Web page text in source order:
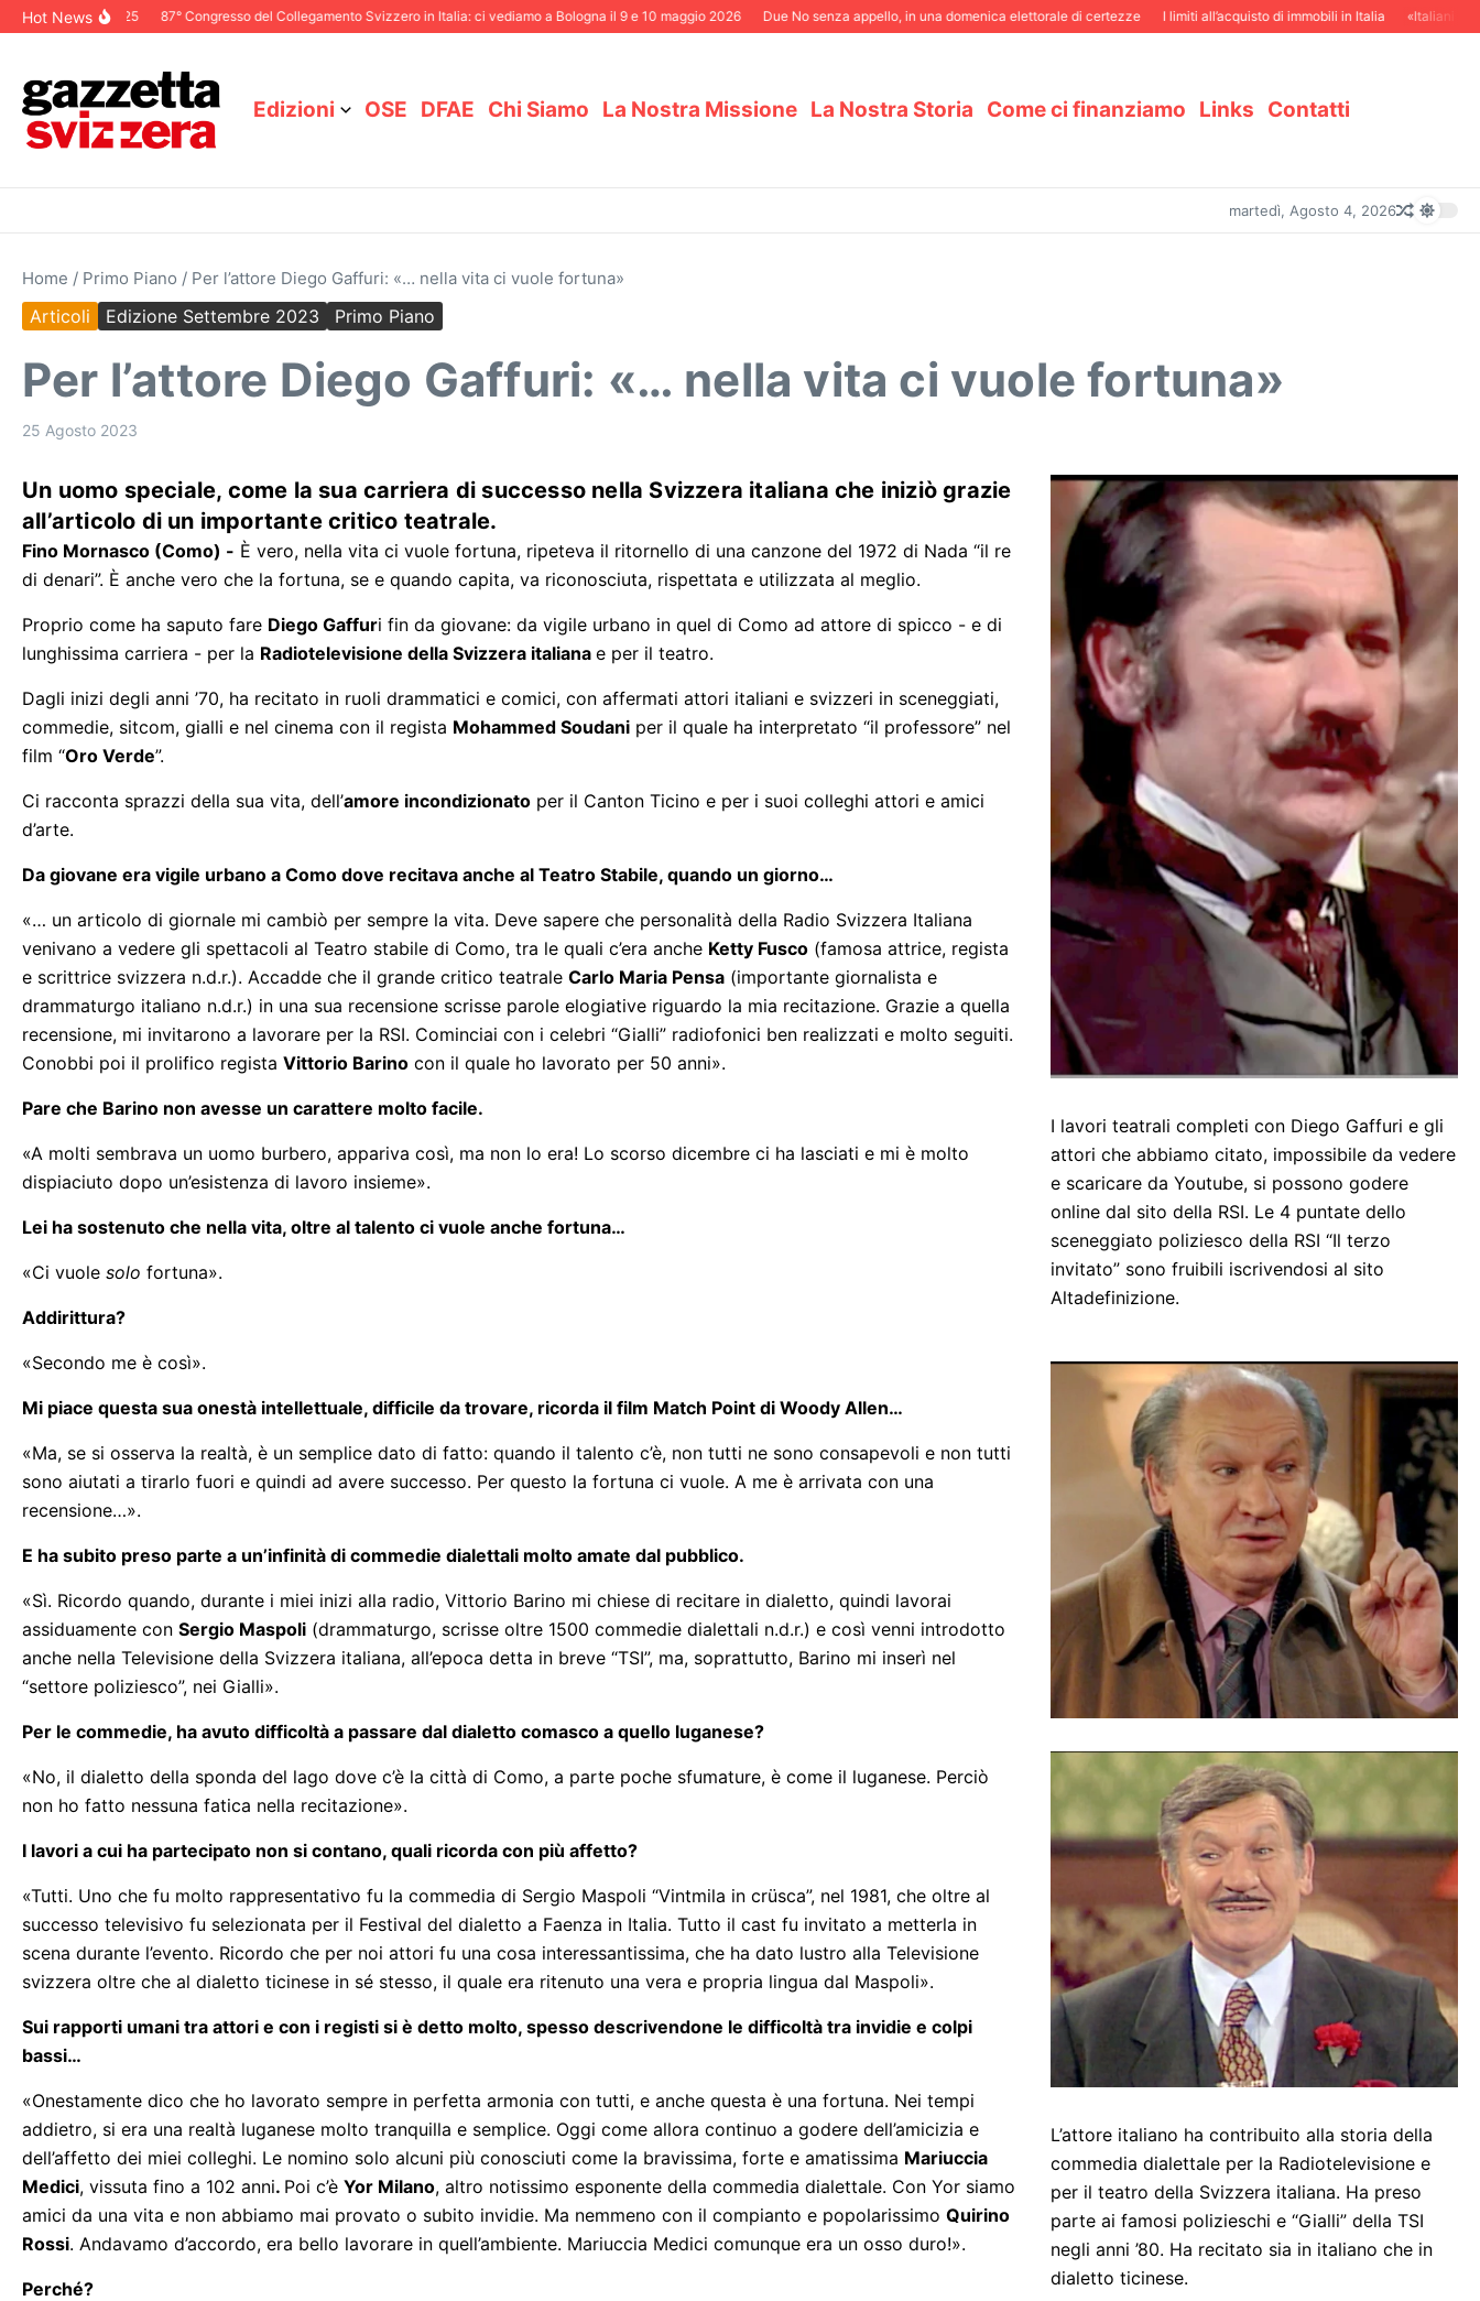
Salta al contenuto
Hot News
2025 87° Congresso del Collegamento Svizzero in Italia: ci vediamo a Bologna il 9 e 10 maggio 2026 Due No senza appello, in una domenica elettorale di certezze I limiti all’acquisto di immobili in Italia «Italiani in
Edizioni OSE DFAE Chi Siamo La Nostra Missione La Nostra Storia Come ci finanziamo Links Contatti
martedì, Agosto 4, 2026
Home / Primo Piano / Per l’attore Diego Gaffuri: «… nella vita ci vuole fortuna»
Articoli Edizione Settembre 2023 Primo Piano
Per l’attore Diego Gaffuri: «… nella vita ci vuole fortuna»
25 Agosto 2023
Un uomo speciale, come la sua carriera di successo nella Svizzera italiana che iniziò grazie
all’articolo di un importante critico teatrale.
Fino Mornasco (Como) - È vero, nella vita ci vuole fortuna, ripeteva il ritornello di una canzone del 1972 di Nada “il re
di denari”. È anche vero che la fortuna, se e quando capita, va riconosciuta, rispettata e utilizzata al meglio.
Proprio come ha saputo fare Diego Gaffuri fin da giovane: da vigile urbano in quel di Como ad attore di spicco - e di
lunghissima carriera - per la Radiotelevisione della Svizzera italiana e per il teatro.
Dagli inizi degli anni ’70, ha recitato in ruoli drammatici e comici, con affermati attori italiani e svizzeri in sceneggiati,
commedie, sitcom, gialli e nel cinema con il regista Mohammed Soudani per il quale ha interpretato “il professore” nel
film “Oro Verde”.
Ci racconta sprazzi della sua vita, dell’amore incondizionato per il Canton Ticino e per i suoi colleghi attori e amici
d’arte.
Da giovane era vigile urbano a Como dove recitava anche al Teatro Stabile, quando un giorno…
«… un articolo di giornale mi cambiò per sempre la vita. Deve sapere che personalità della Radio Svizzera Italiana
venivano a vedere gli spettacoli al Teatro stabile di Como, tra le quali c’era anche Ketty Fusco (famosa attrice, regista
e scrittrice svizzera n.d.r.). Accadde che il grande critico teatrale Carlo Maria Pensa (importante giornalista e
drammaturgo italiano n.d.r.) in una sua recensione scrisse parole elogiative riguardo la mia recitazione. Grazie a quella
recensione, mi invitarono a lavorare per la RSI. Cominciai con i celebri “Gialli” radiofonici ben realizzati e molto seguiti.
Conobbi poi il prolifico regista Vittorio Barino con il quale ho lavorato per 50 anni».
Pare che Barino non avesse un carattere molto facile.
«A molti sembrava un uomo burbero, appariva così, ma non lo era! Lo scorso dicembre ci ha lasciati e mi è molto
dispiaciuto dopo un’esistenza di lavoro insieme».
Lei ha sostenuto che nella vita, oltre al talento ci vuole anche fortuna…
«Ci vuole solo fortuna».
Addirittura?
«Secondo me è così».
Mi piace questa sua onestà intellettuale, difficile da trovare, ricorda il film Match Point di Woody Allen…
«Ma, se si osserva la realtà, è un semplice dato di fatto: quando il talento c’è, non tutti ne sono consapevoli e non tutti
sono aiutati a tirarlo fuori e quindi ad avere successo. Per questo la fortuna ci vuole. A me è arrivata con una
recensione…».
E ha subito preso parte a un’infinità di commedie dialettali molto amate dal pubblico.
«Sì. Ricordo quando, durante i miei inizi alla radio, Vittorio Barino mi chiese di recitare in dialetto, quindi lavorai
assiduamente con Sergio Maspoli (drammaturgo, scrisse oltre 1500 commedie dialettali n.d.r.) e così venni introdotto
anche nella Televisione della Svizzera italiana, all’epoca detta in breve “TSI”, ma, soprattutto, Barino mi inserì nel
“settore poliziesco”, nei Gialli».
Per le commedie, ha avuto difficoltà a passare dal dialetto comasco a quello luganese?
«No, il dialetto della sponda del lago dove c’è la città di Como, a parte poche sfumature, è come il luganese. Perciò
non ho fatto nessuna fatica nella recitazione».
I lavori a cui ha partecipato non si contano, quali ricorda con più affetto?
«Tutti. Uno che fu molto rappresentativo fu la commedia di Sergio Maspoli “Vintmila in crüsca”, nel 1981, che oltre al
successo televisivo fu selezionata per il Festival del dialetto a Faenza in Italia. Tutto il cast fu invitato a metterla in
scena durante l’evento. Ricordo che per noi attori fu una cosa interessantissima, che ha dato lustro alla Televisione
svizzera oltre che al dialetto ticinese in sé stesso, il quale era ritenuto una vera e propria lingua dal Maspoli».
Sui rapporti umani tra attori e con i registi si è detto molto, spesso descrivendone le difficoltà tra invidie e colpi
bassi…
«Onestamente dico che ho lavorato sempre in perfetta armonia con tutti, e anche questa è una fortuna. Nei tempi
addietro, si era una realtà luganese molto tranquilla e semplice. Oggi come allora continuo a godere dell’amicizia e
dell’affetto dei miei colleghi. Le nomino solo alcuni più conosciuti come la bravissima, forte e amatissima Mariuccia
Medici, vissuta fino a 102 anni. Poi c’è Yor Milano, altro notissimo esponente della commedia dialettale. Con Yor siamo
amici da una vita e non abbiamo mai provato o subito invidie. Ma nemmeno con il compianto e popolarissimo Quirino
Rossi. Andavamo d’accordo, era bello lavorare in quell’ambiente. Mariuccia Medici comunque era un osso duro!».
Perché?
I lavori teatrali completi con Diego Gaffuri e gli
attori che abbiamo citato, impossibile da vedere
e scaricare da Youtube, si possono godere
online dal sito della RSI. Le 4 puntate dello
sceneggiato poliziesco della RSI “Il terzo
invitato” sono fruibili iscrivendosi al sito
Altadefinizione.
L’attore italiano ha contribuito alla storia della
commedia dialettale per la Radiotelevisione e
per il teatro della Svizzera italiana. Ha preso
parte ai famosi polizieschi e “Gialli” della TSI
negli anni ’80. Ha recitato sia in italiano che in
dialetto ticinese.